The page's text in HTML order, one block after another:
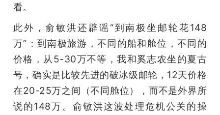
看。
此外，俞敏洪还辟谣“到南极坐邮轮花148
万”：到南极旅游，不同的船和舱位，不同的
价格，从5-30万不等，我和奚志农坐的夏古
号，确实是比较先进的破冰级邮轮，12天价格
在20-25万之间（不同舱位），而不是外界所
说的148万。俞敏洪这波处理危机公关的操